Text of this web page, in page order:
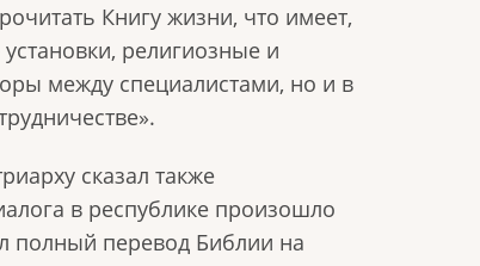
Книгу жизни, что имеет,
религиозные и
между специалистами, но и в
сказал также
в республике произошло
полный перевод Библии на